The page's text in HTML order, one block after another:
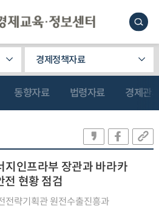
경제정책자료
동향자료 법령자료 경제관
지인프라부 장관과 바라카
전 현황 점검
전략기획관 원전수출진흥과